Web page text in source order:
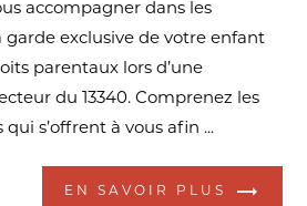
accompagner dans les
garde exclusive de votre enfant
parentaux lors d’une
du 13340. Comprenez les
s’offrent à vous afin ...
EN SAVOIR PLUS